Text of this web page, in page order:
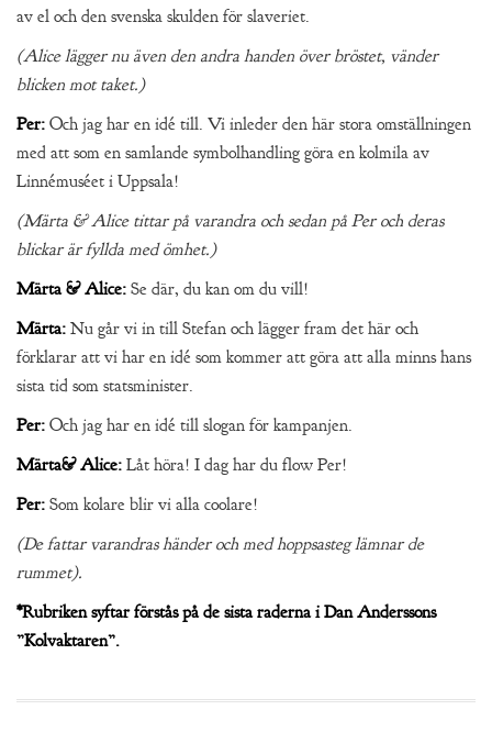
av el och den svenska skulden för slaveriet.
(Alice lägger nu även den andra handen över bröstet, vänder
blicken mot taket.)
Per: Och jag har en idé till. Vi inleder den här stora omställningen
med att som en samlande symbolhandling göra en kolmila av
Linnémuséet i Uppsala!
(Märta & Alice tittar på varandra och sedan på Per och deras
blickar är fyllda med ömhet.)
Märta & Alice: Se där, du kan om du vill!
Märta: Nu går vi in till Stefan och lägger fram det här och
förklarar att vi har en idé som kommer att göra att alla minns hans
sista tid som statsminister.
Per: Och jag har en idé till slogan för kampanjen.
Märta& Alice: Låt höra! I dag har du flow Per!
Per: Som kolare blir vi alla coolare!
(De fattar varandras händer och med hoppsasteg lämnar de
rummet).
*Rubriken syftar förstås på de sista raderna i Dan Anderssons
”Kolvaktaren”.